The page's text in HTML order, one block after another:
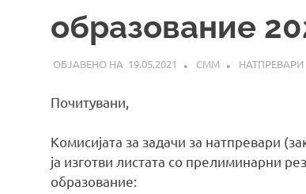
образование
19.05.2021 СММ НАТПРЕВАРИ
Почитувани,
Комисијата за задачи за натпревари
ја изготви листата со прелиминарни
образование: